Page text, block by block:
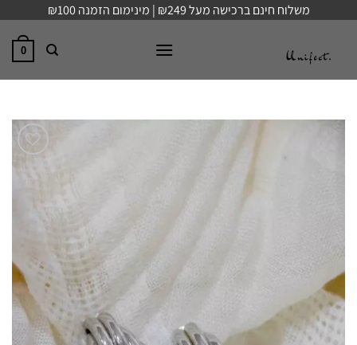
content
משלוח חינם ברכישה מעל ₪249 | מינימום הזמנה ₪100
0